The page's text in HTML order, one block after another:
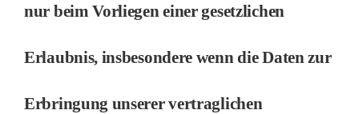
nur beim Vorliegen einer gesetzlichen
Erlaubnis, insbesondere wenn die Daten zur
Erbringung unserer vertraglichen